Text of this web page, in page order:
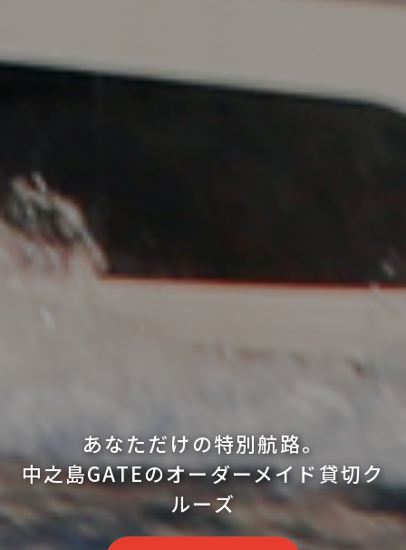
あなただけの特別航路。
中之島GATEのオーダーメイド貸切ク
ルーズ